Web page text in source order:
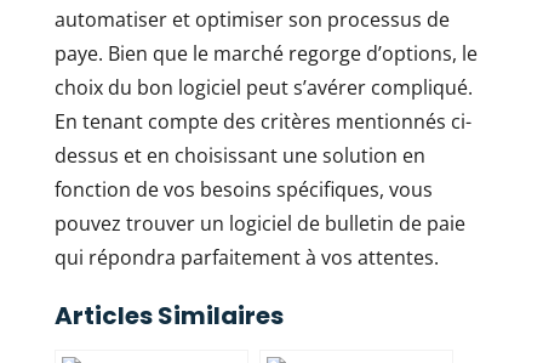
automatiser et optimiser son processus de
paye. Bien que le marché regorge d’options, le
choix du bon logiciel peut s’avérer compliqué.
En tenant compte des critères mentionnés ci-
dessus et en choisissant une solution en
fonction de vos besoins spécifiques, vous
pouvez trouver un logiciel de bulletin de paie
qui répondra parfaitement à vos attentes.
Articles Similaires